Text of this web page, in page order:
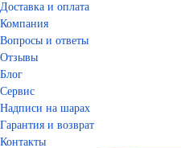
Доставка и оплата
Компания
Вопросы и ответы
Отзывы
Блог
Сервис
Надписи на шарах
Гарантия и возврат
Контакты